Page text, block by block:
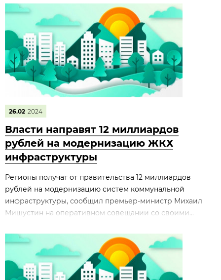
26.02 2024
Власти направят 12 миллиардов
рублей на модернизацию ЖКХ
инфраструктуры
Регионы получат от правительства 12 миллиардов
рублей на модернизацию систем коммунальной
инфраструктуры, сообщил премьер-министр Михаил
Мишустин на оперативном совещании со своими...